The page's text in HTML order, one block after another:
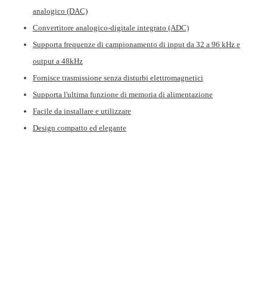
analogico (DAC)
Convertitore analogico-digitale integrato (ADC)
Supporta frequenze di campionamento di input da 32 a 96 kHz e
output a 48kHz
Fornisce trasmissione senza disturbi elettromagnetici
Supporta l'ultima funzione di memoria di alimentazione
Facile da installare e utilizzare
Design compatto ed elegante